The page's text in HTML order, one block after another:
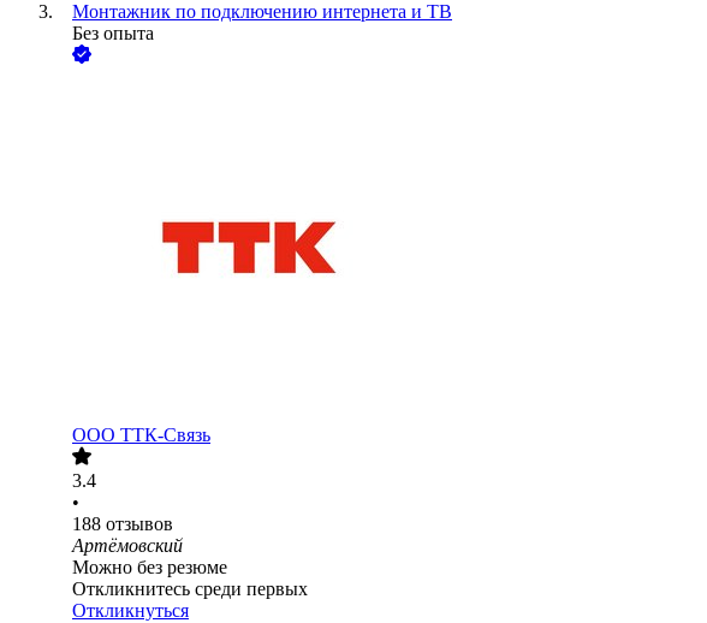
Монтажник по подключению интернета и ТВ
Без опыта
ООО ТТК-Связь
3.4
•
188 отзывов
Артёмовский
Можно без резюме
Откликнитесь среди первых
Откликнуться